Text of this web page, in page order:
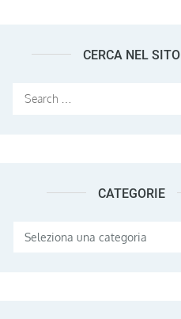
CERCA NEL SITO
Search
CATEGORIE
Categorie